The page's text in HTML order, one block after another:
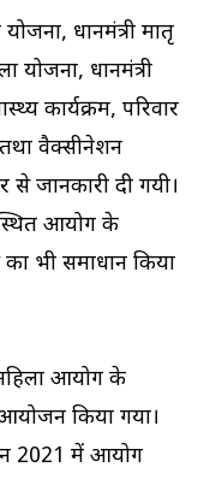
प्रधानमंत्री मातृ
प्रधानमंत्री
कार्यक्रम, परिवार
तथा वैक्सीनेशन
से जानकारी दी गयी।
आयोग के
का भी समाधान किया
महिला आयोग के
किया गया।
2021 में आयोग